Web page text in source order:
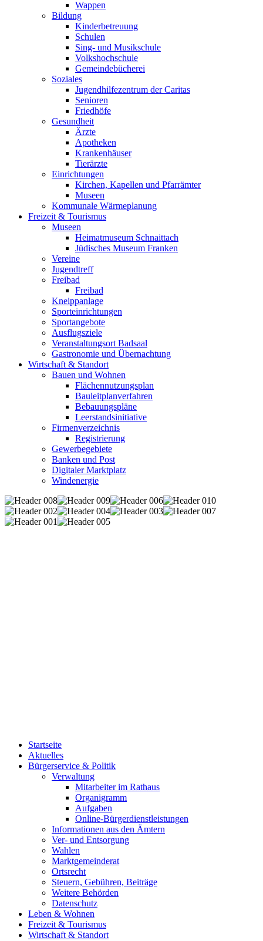
Wappen
Bildung
Kinderbetreuung
Schulen
Sing- und Musikschule
Volkshochschule
Gemeindebücherei
Soziales
Jugendhilfezentrum der Caritas
Senioren
Friedhöfe
Gesundheit
Ärzte
Apotheken
Krankenhäuser
Tierärzte
Einrichtungen
Kirchen, Kapellen und Pfarrämter
Museen
Kommunale Wärmeplanung
Freizeit & Tourismus
Museen
Heimatmuseum Schnaittach
Jüdisches Museum Franken
Vereine
Jugendtreff
Freibad
Freibad
Kneippanlage
Sporteinrichtungen
Sportangebote
Ausflugsziele
Veranstaltungsort Badsaal
Gastronomie und Übernachtung
Wirtschaft & Standort
Bauen und Wohnen
Flächennutzungsplan
Bauleitplanverfahren
Bebauungspläne
Leerstandsinitiative
Firmenverzeichnis
Registrierung
Gewerbegebiete
Banken und Post
Digitaler Marktplatz
Windenergie
Startseite
Aktuelles
Bürgerservice & Politik
Verwaltung
Mitarbeiter im Rathaus
Organigramm
Aufgaben
Online-Bürgerdienstleistungen
Informationen aus den Ämtern
Ver- und Entsorgung
Wahlen
Marktgemeinderat
Ortsrecht
Steuern, Gebühren, Beiträge
Weitere Behörden
Datenschutz
Leben & Wohnen
Freizeit & Tourismus
Wirtschaft & Standort